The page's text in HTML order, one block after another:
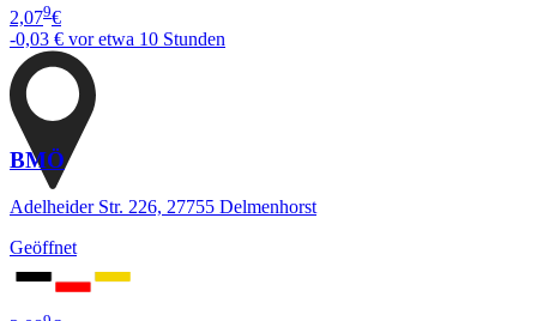
2,079€
-0,03 € vor etwa 10 Stunden
BMÖ
Adelheider Str. 226, 27755 Delmenhorst
Geöffnet